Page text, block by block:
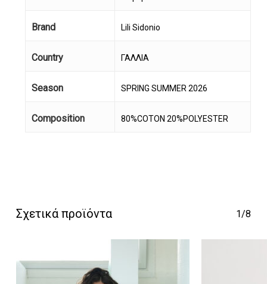
Brand Lili Sidonio
Country ΓΑΛΛΙΑ
Season SPRING SUMMER 2026
Composition 80%COTON 20%POLYESTER
Σχετικά προϊόντα 1/8